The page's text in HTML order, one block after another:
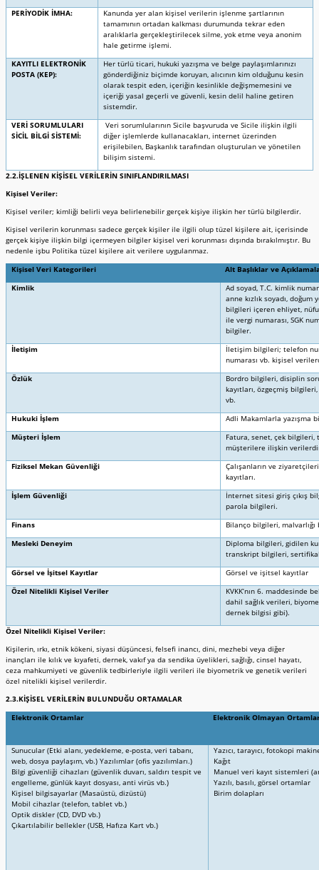
PERİYODİK İMHA:
Kanunda yer alan kişisel verilerin işlenme şartlarının
tamamının ortadan kalkması durumunda tekrar eden
aralıklarla gerçekleştirilecek silme, yok etme veya anonim
hale getirme işlemi.
KAYITLI ELEKTRONİK
POSTA (KEP):
Her türlü ticari, hukuki yazışma ve belge paylaşımlarınızı
gönderdiğiniz biçimde koruyan, alıcının kim olduğunu kesin
olarak tespit eden, içeriğin kesinlikle değişmemesini ve
içeriği yasal geçerli ve güvenli, kesin delil haline getiren
sistemdir.
VERİ SORUMLULARI
SİCİL BİLGİ SİSTEMİ:
Veri sorumlularının Sicile başvuruda ve Sicile ilişkin ilgili
diğer işlemlerde kullanacakları, internet üzerinden
erişilebilen, Başkanlık tarafından oluşturulan ve yönetilen
bilişim sistemi.
2.2.İŞLENEN KİŞİSEL VERİLERİN SINIFLANDIRILMASI
Kişisel Veriler:
Kişisel veriler; kimliği belirli veya belirlenebilir gerçek kişiye ilişkin her türlü bilgilerdir.
Kişisel verilerin korunması sadece gerçek kişiler ile ilgili olup tüzel kişilere ait, içerisinde
gerçek kişiye ilişkin bilgi içermeyen bilgiler kişisel veri korunması dışında bırakılmıştır. Bu
nedenle işbu Politika tüzel kişilere ait verilere uygulanmaz.
Kişisel Veri Kategorileri
Alt Başlıklar ve
Kimlik
Ad soyad, T.C. kimlik
anne kızlık soyadı,
bilgileri içeren ehliyet,
ile vergi numarası, SGK
bilgiler.
İletişim
İletişim bilgileri; telefon
numarası vb. kişisel
Özlük
Bordro bilgileri, disiplin
kayıtları, özgeçmiş
vb.
Hukuki İşlem
Adli Makamlarla yazışma
Müşteri İşlem
Fatura, senet, çek
müşterilere ilişkin
Fiziksel Mekan Güvenliği
Çalışanların ve
kayıtları.
İşlem Güvenliği
İnternet sitesi giriş çıkış
parola bilgileri.
Finans
Bilanço bilgileri,
Mesleki Deneyim
Diploma bilgileri, gidilen
transkript bilgileri,
Görsel ve İşitsel Kayıtlar
Görsel ve işitsel kayıtlar
Özel Nitelikli Kişisel Veriler
KVKK’nın 6. maddesinde
dahil sağlık verileri,
dernek bilgisi gibi).
Özel Nitelikli Kişisel Veriler:
Kişilerin, ırkı, etnik kökeni, siyasi düşüncesi, felsefi inancı, dini, mezhebi veya diğer
inançları ile kılık ve kıyafeti, dernek, vakıf ya da sendika üyelikleri, sağlığı, cinsel hayatı,
ceza mahkumiyeti ve güvenlik tedbirleriyle ilgili verileri ile biyometrik ve genetik verileri
özel nitelikli kişisel verilerdir.
2.3.KİŞİSEL VERİLERİN BULUNDUĞU ORTAMALAR
Elektronik Ortamlar
Elektronik Olmayan
Sunucular (Etki alanı, yedekleme, e-posta, veri tabanı,
web, dosya paylaşım, vb.) Yazılımlar (ofis yazılımları.)
Bilgi güvenliği cihazları (güvenlik duvarı, saldırı tespit ve
engelleme, günlük kayıt dosyası, anti virüs vb.)
Kişisel bilgisayarlar (Masaüstü, dizüstü)
Mobil cihazlar (telefon, tablet vb.)
Optik diskler (CD, DVD vb.)
Çıkartılabilir bellekler (USB, Hafıza Kart vb.)
Yazıcı, tarayıcı, fotokopi
Kağıt
Manuel veri kayıt sistemleri
Yazılı, basılı, görsel ortamlar
Birim dolapları